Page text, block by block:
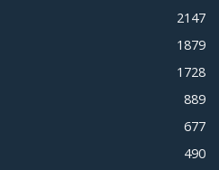
2147
1879
1728
889
677
490